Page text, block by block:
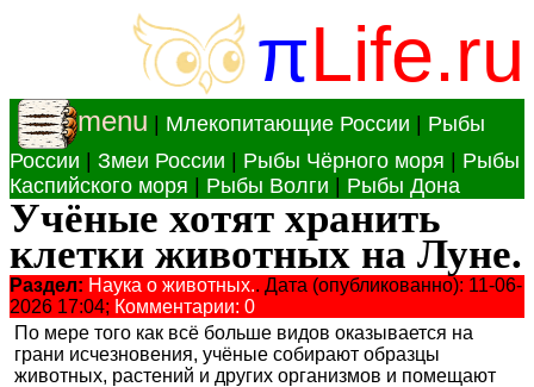
πLife.ru
menu Млекопитающие России
Рыбы
России
Змеи России Рыбы Чёрного моря
Рыбы
Каспийского моря
Рыбы Волги Рыбы Дона
Учёные хотят хранить
клетки животных на Луне.
Раздел: Наука о животных.. Дата (опубликованно): 11-06-
2026 17:04; Комментарии: 0
По мере того как всё больше видов оказывается на
грани исчезновения, учёные собирают образцы
животных, растений и других организмов и помещают